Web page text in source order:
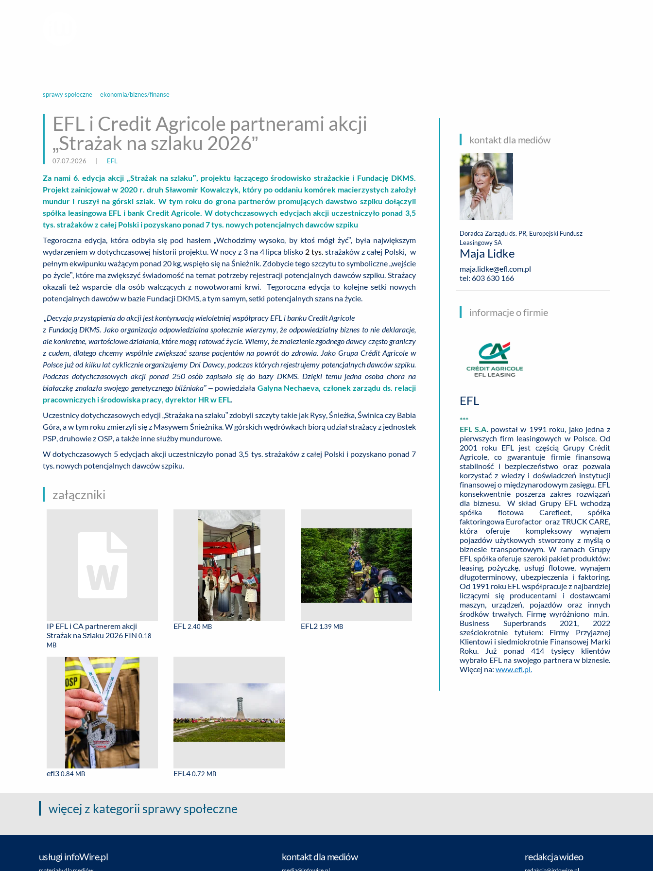
sprawy społeczne ekonomia/biznes/finanse
EFL i Credit Agricole partnerami akcji
„Strażak na szlaku 2026”
07.07.2026 EFL
Za nami 6. edycja akcji „Strażak na szlaku”, projektu łączącego środowisko strażackie i Fundację DKMS.
Projekt zainicjował w 2020 r. druh Sławomir Kowalczyk, który po oddaniu komórek macierzystych założył
mundur i ruszył na górski szlak. W tym roku do grona partnerów promujących dawstwo szpiku dołączyli
spółka leasingowa EFL i bank Credit Agricole. W dotychczasowych edycjach akcji uczestniczyło ponad 3,5
tys. strażaków z całej Polski i pozyskano ponad 7 tys. nowych potencjalnych dawców szpiku
Tegoroczna edycja, która odbyła się pod hasłem „Wchodzimy wysoko, by ktoś mógł żyć”, była największym
wydarzeniem w dotychczasowej historii projektu. W nocy z 3 na 4 lipca blisko 2 tys. strażaków z całej Polski, w
pełnym ekwipunku ważącym ponad 20 kg, wspięło się na Śnieżnik. Zdobycie tego szczytu to symboliczne „wejście
po życie”, które ma zwiększyć świadomość na temat potrzeby rejestracji potencjalnych dawców szpiku. Strażacy
okazali też wsparcie dla osób walczących z nowotworami krwi. Tegoroczna edycja to kolejne setki nowych
potencjalnych dawców w bazie Fundacji DKMS, a tym samym, setki potencjalnych szans na życie.
„Decyzja przystąpienia do akcji jest kontynuacją wieloletniej współpracy EFL i banku Credit Agricole
z Fundacją DKMS. Jako organizacja odpowiedzialna społecznie wierzymy, że odpowiedzialny biznes to nie deklaracje,
ale konkretne, wartościowe działania, które mogą ratować życie. Wiemy, że znalezienie zgodnego dawcy często graniczy
z cudem, dlatego chcemy wspólnie zwiększać szanse pacjentów na powrót do zdrowia. Jako Grupa Crédit Agricole w
Polsce już od kilku latcyklicznie organizujemy Dni Dawcy, podczas których rejestrujemy potencjalnych dawców szpiku.
Podczas dotychczasowych akcji ponad 250 osób zapisało się do bazy DKMS. Dzięki temu jedna osoba chora na
białaczkę znalazła swojego genetycznego bliźniaka” – powiedziała Galyna Nechaeva, członek zarządu ds. relacji
pracowniczych i środowiska pracy, dyrektor HR w EFL.
Uczestnicy dotychczasowych edycji „Strażaka na szlaku” zdobyli szczyty takie jak Rysy, Śnieżka, Świnica czy Babia
Góra, a w tym roku zmierzyli się z Masywem Śnieżnika. W górskich wędrówkach biorą udział strażacy z jednostek
PSP, druhowie z OSP, a także inne służby mundurowe.
W dotychczasowych 5 edycjach akcji uczestniczyło ponad 3,5 tys. strażaków z całej Polski i pozyskano ponad 7
tys. nowych potencjalnych dawców szpiku.
załączniki
IP EFL i CA partnerem akcji
Strażak na Szlaku 2026 FIN 0.18
MB
EFL 2.40 MB EFL2 1.39 MB
efl30.84 MB EFL40.72 MB
kontakt dla mediów
Doradca Zarządu ds. PR, Europejski Fundusz
Leasingowy SA
Maja Lidke
maja.lidke@efl.com.pl
tel: 603 630 166
informacje o firmie
EFL
***
EFL S.A . powstał w 1991 roku, jako jedna z
pierwszych firm leasingowych w Polsce. Od
2001 roku EFL jest częścią Grupy Crédit
Agricole, co gwarantuje firmie finansową
stabilność i bezpieczeństwo oraz pozwala
korzystać z wiedzy i doświadczeń instytucji
finansowej o międzynarodowym zasięgu. EFL
konsekwentnie poszerza zakres rozwiązań
dla biznesu. W skład Grupy EFL wchodzą
spółka flotowa Carefleet, spółka
faktoringowa Eurofactor oraz TRUCK CARE,
która oferuje kompleksowy wynajem
pojazdów użytkowych stworzony z myślą o
biznesie transportowym. W ramach Grupy
EFL spółka oferuje szeroki pakiet produktów:
leasing, pożyczkę, usługi flotowe, wynajem
długoterminowy, ubezpieczenia i faktoring.
Od 1991 roku EFL współpracuje z najbardziej
liczącymi się producentami i dostawcami
maszyn, urządzeń, pojazdów oraz innych
środków trwałych. Firmę wyróżniono m.in.
Business Superbrands 2021, 2022
sześciokrotnie tytułem: Firmy Przyjaznej
Klientowi i siedmiokrotnie Finansowej Marki
Roku. Już ponad 414 tysięcy klientów
wybrało EFL na swojego partnera w biznesie.
Więcej na: www.efl.pl.
więcej z kategorii sprawy społeczne
usługi infoWire.pl kontakt dla mediów redakcja wideo